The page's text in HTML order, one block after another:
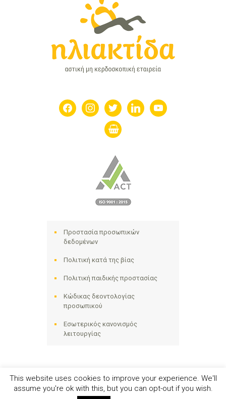
facebookinstagramtwitter linkedin youtube
shopping-
basket
Προστασία προσωπικών
δεδομένων
Πολιτική κατά της βίας
Πολιτική παιδικής προστασίας
Κώδικας δεοντολογίας
προσωπικού
Εσωτερικός κανονισμός
λειτουργίας
This website uses cookies to improve your experience. We'll
assume you're ok with this, but you can opt-out if you wish.